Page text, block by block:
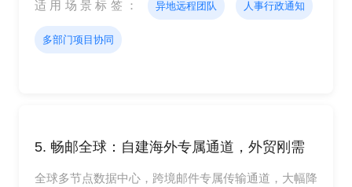
适用场景标签： 异地远程团队 人事行政通知
多部门项目协同
5. 畅邮全球：自建海外专属通道，外贸刚需
全球多节点数据中心，跨境邮件专属传输通道，大幅降